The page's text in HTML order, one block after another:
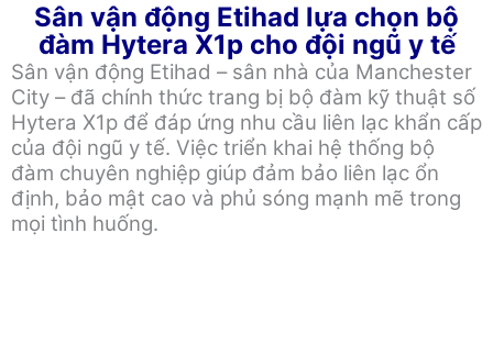
Sân vận động Etihad lựa chọn bộ
đàm Hytera X1p cho đội ngũ y tế
Sân vận động Etihad – sân nhà của Manchester
City – đã chính thức trang bị bộ đàm kỹ thuật số
Hytera X1p để đáp ứng nhu cầu liên lạc khẩn cấp
của đội ngũ y tế. Việc triển khai hệ thống bộ
đàm chuyên nghiệp giúp đảm bảo liên lạc ổn
định, bảo mật cao và phủ sóng mạnh mẽ trong
mọi tình huống.